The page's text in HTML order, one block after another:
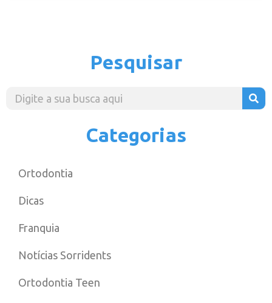
Pesquisar
Categorias
Ortodontia
Dicas
Franquia
Notícias Sorridents
Ortodontia Teen